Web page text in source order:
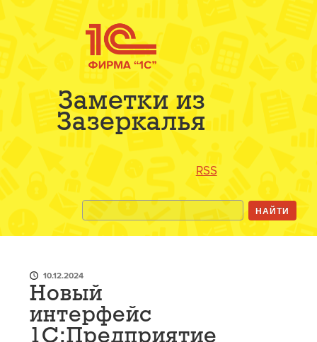
Заметки из
Зазеркалья
RSS
10.12.2024
Новый
интерфейс
1С:Предприятие